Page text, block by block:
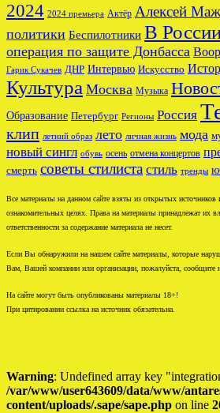
2024 2024 премьера Актёр Алексей
политики Беспилотники В
операция по защите Донбасса
Гарик Сукачев ДНР Интервью Искусство
Культура Москва Музыка
Образование Петербург Регионы Россия
клип летний образ лето личная жизнь мода
новый сингл обувь осень отмена концертов
смерть советы стилиста стиль тренды
Все материалы на данном сайте взяты из открытых источников
ознакомительных целях. Права на материалы принадлежат их
ответственности за содержание материала не несет.
Если Вы обнаружили на нашем сайте материалы, которые
Вам, Вашей компании или организации, пожалуйста, сообщите
На сайте могут быть опубликованы материалы 18+!
При цитировании ссылка на источник обязательна.
Warning: Undefined array key
/var/www/user643609/data/www/
content/uploads/.sape/sape.php on line